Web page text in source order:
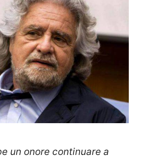
un onore continuare a